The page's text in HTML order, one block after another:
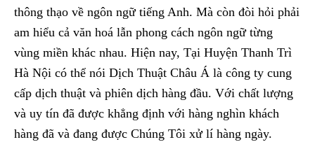
thông thạo về ngôn ngữ tiếng Anh. Mà còn đòi hỏi phải
am hiểu cả văn hoá lẫn phong cách ngôn ngữ từng
vùng miền khác nhau. Hiện nay, Tại Huyện Thanh Trì
Hà Nội có thể nói Dịch Thuật Châu Á là công ty cung
cấp dịch thuật và phiên dịch hàng đầu. Với chất lượng
và uy tín đã được khẳng định với hàng nghìn khách
hàng đã và đang được Chúng Tôi xử lí hàng ngày.